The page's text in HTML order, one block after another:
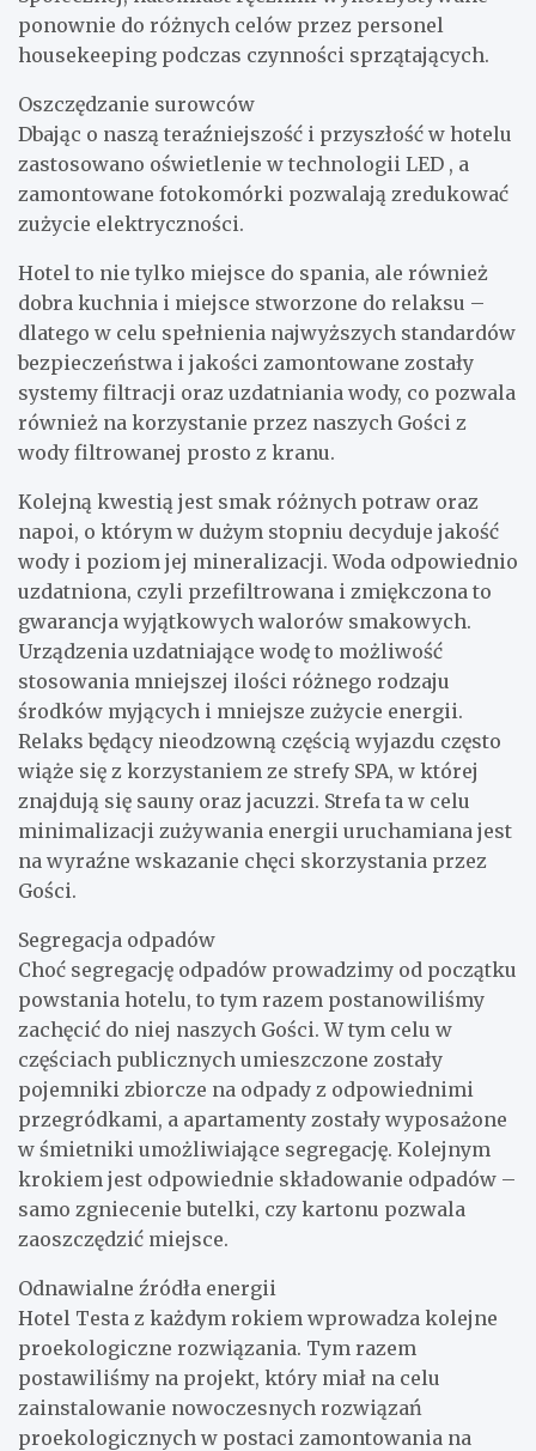
ponownie do różnych celów przez personel
housekeeping podczas czynności sprzątających.
Oszczędzanie surowców
Dbając o naszą teraźniejszość i przyszłość w hotelu
zastosowano oświetlenie w technologii LED , a
zamontowane fotokomórki pozwalają zredukować
zużycie elektryczności.
Hotel to nie tylko miejsce do spania, ale również
dobra kuchnia i miejsce stworzone do relaksu –
dlatego w celu spełnienia najwyższych standardów
bezpieczeństwa i jakości zamontowane zostały
systemy filtracji oraz uzdatniania wody, co pozwala
również na korzystanie przez naszych Gości z
wody filtrowanej prosto z kranu.
Kolejną kwestią jest smak różnych potraw oraz
napoi, o którym w dużym stopniu decyduje jakość
wody i poziom jej mineralizacji. Woda odpowiednio
uzdatniona, czyli przefiltrowana i zmiękczona to
gwarancja wyjątkowych walorów smakowych.
Urządzenia uzdatniające wodę to możliwość
stosowania mniejszej ilości różnego rodzaju
środków myjących i mniejsze zużycie energii.
Relaks będący nieodzowną częścią wyjazdu często
wiąże się z korzystaniem ze strefy SPA, w której
znajdują się sauny oraz jacuzzi. Strefa ta w celu
minimalizacji zużywania energii uruchamiana jest
na wyraźne wskazanie chęci skorzystania przez
Gości.
Segregacja odpadów
Choć segregację odpadów prowadzimy od początku
powstania hotelu, to tym razem postanowiliśmy
zachęcić do niej naszych Gości. W tym celu w
częściach publicznych umieszczone zostały
pojemniki zbiorcze na odpady z odpowiednimi
przegródkami, a apartamenty zostały wyposażone
w śmietniki umożliwiające segregację. Kolejnym
krokiem jest odpowiednie składowanie odpadów –
samo zgniecenie butelki, czy kartonu pozwala
zaoszczędzić miejsce.
Odnawialne źródła energii
Hotel Testa z każdym rokiem wprowadza kolejne
proekologiczne rozwiązania. Tym razem
postawiliśmy na projekt, który miał na celu
zainstalowanie nowoczesnych rozwiązań
proekologicznych w postaci zamontowania na